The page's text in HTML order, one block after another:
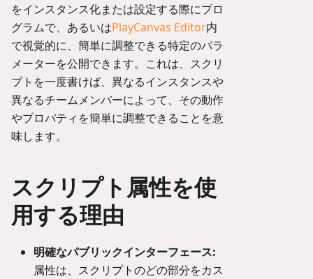
をインスタンス化または設定する際にプロ
グラムで、あるいはPlayCanvas Editor内
で視覚的に、簡単に調整できる特定のパラ
メーターを公開できます。これは、スクリ
プトを一度書けば、異なるインスタンスや
異なるチームメンバーによって、その動作
やプロパティを簡単に調整できることを意
味します。
スクリプト属性を使
用する理由
明確なパブリックインターフェース:
属性は、スクリプトのどの部分をカス